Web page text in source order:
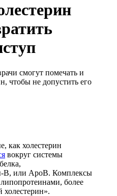
смогут помечать и
чтобы не допустить его
как холестерин
вокруг системы
B, или ApoB. Комплексы
более
холестерин».